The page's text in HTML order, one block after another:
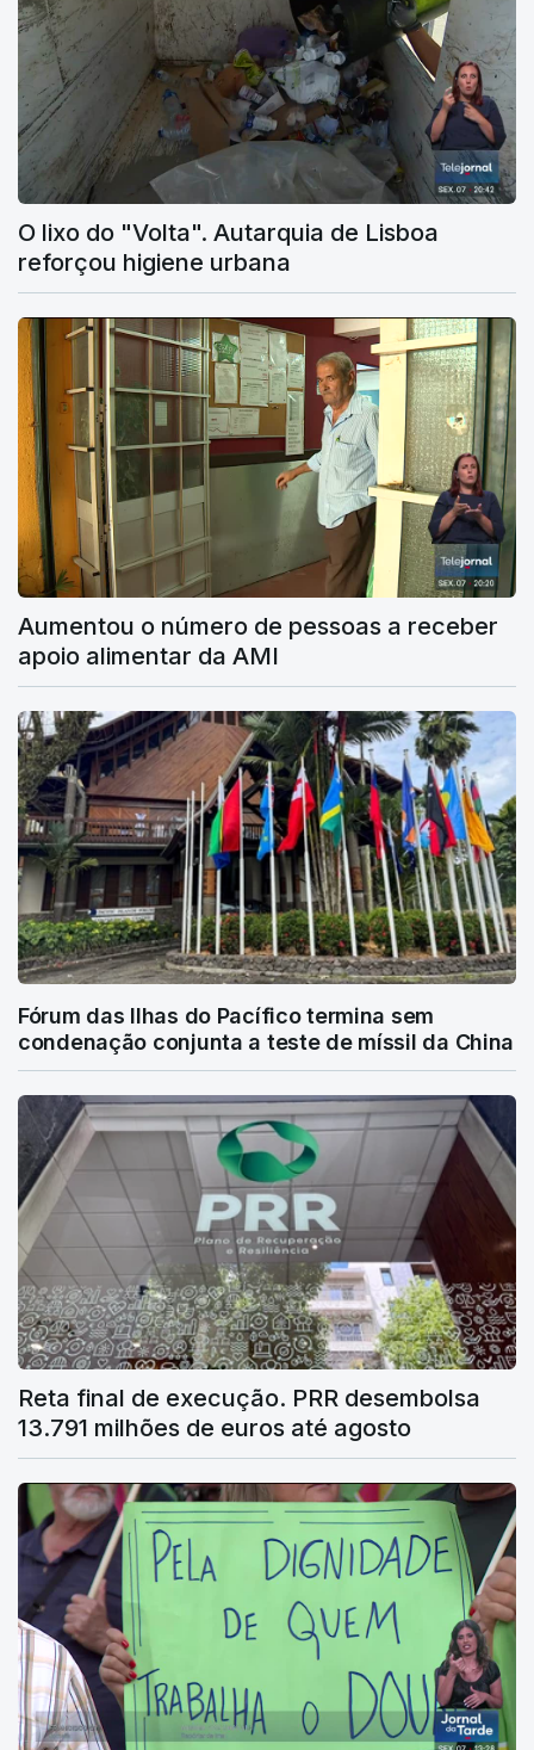
O lixo do "Volta". Autarquia de Lisboa
reforçou higiene urbana
Aumentou o número de pessoas a receber
apoio alimentar da AMI
Fórum das Ilhas do Pacífico termina sem
condenação conjunta a teste de míssil da China
Reta final de execução. PRR desembolsa
13.791 milhões de euros até agosto